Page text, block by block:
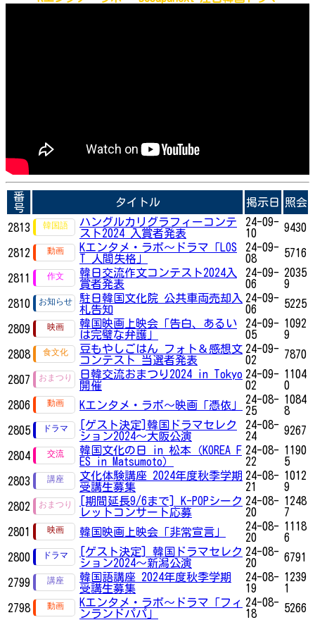
番
号
タイトル 掲示日 照会
2813
ハングルカリグラフィーコンテ
スト2024 入賞者発表
24-09-
10
9430
2812
Kエンタメ・ラボ～ドラマ「LOS
T 人間失格」
24-09-
08
5716
2811
韓日交流作文コンテスト2024入
賞者発表
24-09-
06
2035
9
2810
駐日韓国文化院 公共車両売却入
札告知
24-09-
06
5225
2809
韓国映画上映会「告白、あるい
は完璧な弁護」
24-09-
05
1092
9
2808
豆もやしごはん フォト＆感想文
コンテスト 当選者発表
24-09-
02
7870
2807
日韓交流おまつり2024 in Tokyo
開催
24-09-
02
1104
0
2806
Kエンタメ・ラボ～映画「憑依」
24-08-
25
1084
8
2805
[ゲスト決定]韓国ドラマセレク
ション2024～大阪公演
24-08-
24
9267
2804
韓国文化の日 in 松本（KOREA F
ES in Matsumoto）
24-08-
22
1190
5
2803
文化体験講座 2024年度秋季学期
受講生募集
24-08-
21
1012
9
2802
[期間延長9/6まで] K-POPシーク
レットコンサート応募
24-08-
20
1248
7
2801
韓国映画上映会「非常宣言」
24-08-
20
1118
6
2800
[ゲスト決定] 韓国ドラマセレク
ション2024～新潟公演
24-08-
20
6791
2799
韓国語講座 2024年度秋季学期
受講生募集
24-08-
19
1239
1
2798
Kエンタメ・ラボ～ドラマ「フィ
ンランドパパ」
24-08-
18
5266